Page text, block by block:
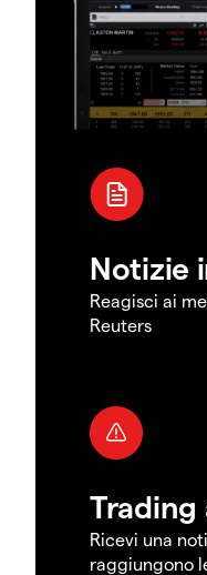
Notizie
Reagisci ai
Reuters
Trading
Ricevi una
raggiungono